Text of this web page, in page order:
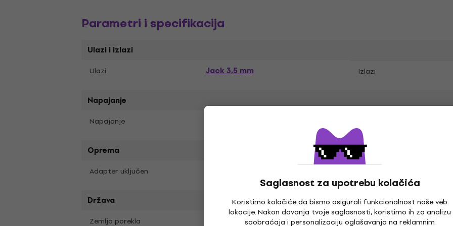
Saglasnost za upotrebu kolačića
Koristimo kolačiće da bismo osigurali funkcionalnost naše veb
lokacije. Nakon davanja tvoje saglasnosti, koristimo ih za analizu
saobraćaja i personalizaciju oglašavanja na reklamnim
Parametri i specifikacija
Ulazi i izlazi
Ulazi Jack 3,5 mm Izlazi
Napajanje
Napajanje
Oprema
Adapter uključen
Država
Zemlja porekla